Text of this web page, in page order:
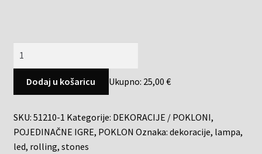
Dodaj u košaricu Ukupno: 25,00 €
SKU: 51210-1 Kategorije: DEKORACIJE / POKLONI,
POJEDINAČNE IGRE, POKLON Oznaka: dekoracije, lampa,
led, rolling, stones